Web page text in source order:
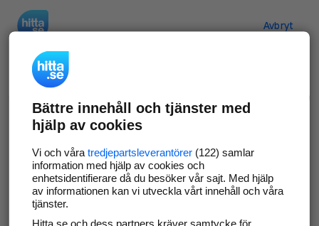
Avbryt
Verifiera ditt företag
Gör som 69 569företag
företagssida på hitta.se och syns bättre mot
kunder i ditt närområde. Helt kostnadsfritt.
Uppdatera din företagsinformation
Bättre innehåll och tjänster med
hjälp av cookies
Vi och våra tredjepartsleverantörer(122) samlar
information med hjälp av cookies och
enhetsidentifierare då du besöker vår sajt. Med hjälp
av informationen kan vi utveckla vårt innehåll och våra
tjänster.
Hitta.se och dess partners kräver samtycke för